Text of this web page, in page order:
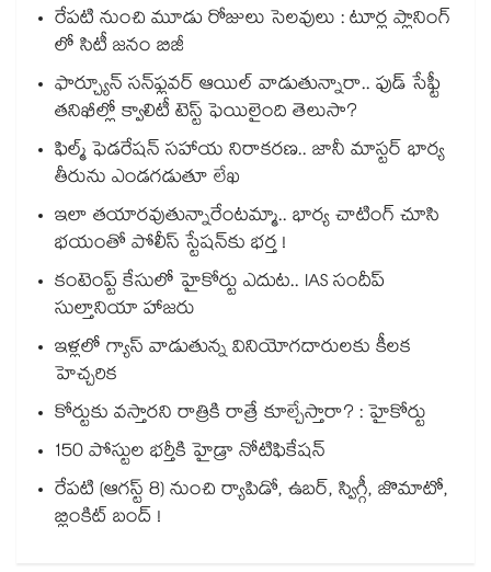
రేపటి నుంచి మూడు రోజులు సెలవులు : టూర్ల ప్లానింగ్
లో సిటీ జనం బిజీ
ఫార్చ్యూన్ సన్‌ఫ్లవర్ ఆయిల్ వాడుతున్నారా.. ఫుడ్ సేఫ్టీ
తనిఖీల్లో క్వాలిటీ టెస్ట్ ఫెయిలైంది తెలుసా?
ఫిల్మ్ ఫెడరేషన్ సహాయ నిరాకరణ.. జానీ మాస్టర్ భార్య
తీరును ఎండగడుతూ లేఖ
ఇలా తయారవుతున్నారేంటమ్మా.. భార్య చాటింగ్ చూసి
భయంతో పోలీస్ స్టేషన్⁫కు భర్త !
కంటెంప్ట్ కేసులో హైకోర్టు ఎదుట.. IAS సందీప్
సుల్తానియా హాజరు
ఇళ్లలో గ్యాస్ వాడుతున్న వినియోగదారులకు కీలక
హెచ్చరిక
కోర్టుకు వస్తారని రాత్రికి రాత్రే కూల్చేస్తారా? : హైకోర్టు
150 పోస్టుల భర్తీకి హైడ్రా నోటిఫికేషన్
రేపటి (ఆగస్ట్ 8) నుంచి ర్యాపిడో, ఉబర్, స్విగ్గీ, జొమాటో,
బ్లింకిట్ బంద్ !